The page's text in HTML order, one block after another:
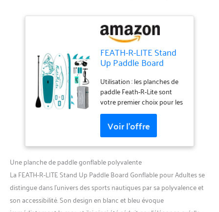
FEATH-R-LITE Stand
Up Paddle Board
Gonflable Sup avec
Accessoires de
Paddleboard,
Planches de Paddle
multifonctionnelles
Pont antidérapant
pour Adultes et
Adolescents
Utilisation : les planches de
paddle Feath-R-Lite sont
votre premier choix pour les
sports nautiques. Les
planches de paddle (SUP)
Feath-R-Lite gonflables
niveaux de compétence
pour s'amuser, explorer ou
vivre des aventures dans les
zones aquatiques.
Une planche de paddle gonflable polyvalente
La FEATH-R-LITE Stand Up Paddle Board Gonflable pour Adultes se
distingue dans l’univers des sports nautiques par sa polyvalence et
son accessibilité. Son design en blanc et bleu évoque